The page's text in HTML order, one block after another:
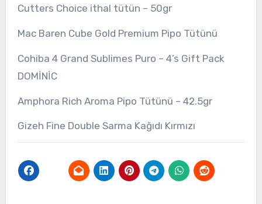
Cutters Choice ithal tütün – 50gr
Mac Baren Cube Gold Premium Pipo Tütünü
Cohiba 4 Grand Sublimes Puro – 4’s Gift Pack
DOMİNİC
Amphora Rich Aroma Pipo Tütünü – 42.5gr
Gizeh Fine Double Sarma Kağıdı Kırmızı